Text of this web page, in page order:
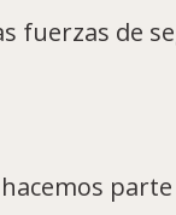
fuerzas de
parte